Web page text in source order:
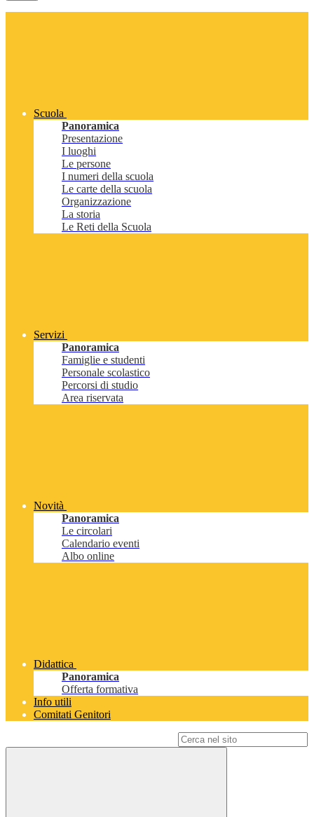
Scuola
Panoramica
Presentazione
I luoghi
Le persone
I numeri della scuola
Le carte della scuola
Organizzazione
La storia
Le Reti della Scuola
Servizi
Panoramica
Famiglie e studenti
Personale scolastico
Percorsi di studio
Area riservata
Novità
Panoramica
Le circolari
Calendario eventi
Albo online
Didattica
Panoramica
Offerta formativa
Info utili
Comitati Genitori